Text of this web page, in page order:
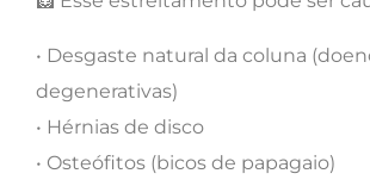
• Desgaste natural da coluna
degenerativas)
• Hérnias de disco
• Osteófitos (bicos de papagaio)